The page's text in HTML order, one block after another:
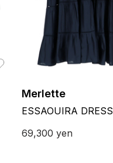
お気に入り
Merlette
ESSAOUIRA DRESS
69,300 yen